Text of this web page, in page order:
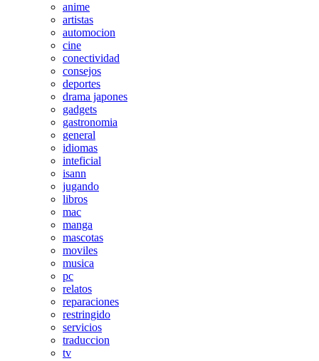
anime
artistas
automocion
cine
conectividad
consejos
deportes
drama japones
gadgets
gastronomia
general
idiomas
inteficial
isann
jugando
libros
mac
manga
mascotas
moviles
musica
pc
relatos
reparaciones
restringido
servicios
traduccion
tv